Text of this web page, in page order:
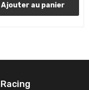
Ajouter au panier